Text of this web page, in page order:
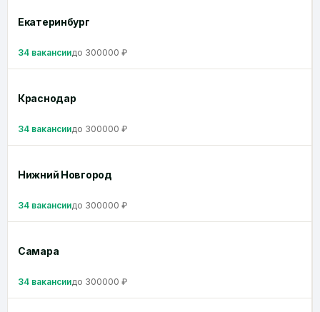
Екатеринбург
34 вакансиидо 300000 ₽
Краснодар
34 вакансиидо 300000 ₽
Нижний Новгород
34 вакансиидо 300000 ₽
Самара
34 вакансиидо 300000 ₽